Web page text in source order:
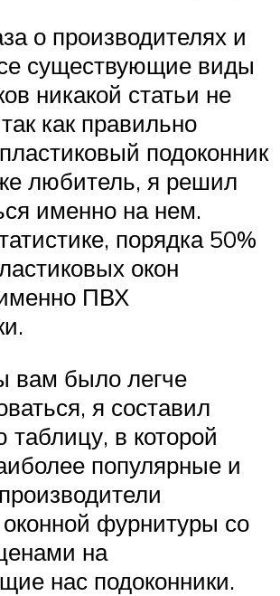
о производителях и
существующие виды
никакой статьи не
как правильно
подоконник
любитель, я решил
именно на нем.
порядка 50%
окон
ПВХ
вам было легче
я составил
в которой
популярные и
фурнитуры со
на
нас подоконники.